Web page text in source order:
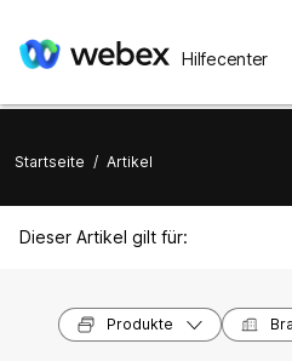
Hilfecenter
Startseite / Artikel
Dieser Artikel gilt für:
Produkte